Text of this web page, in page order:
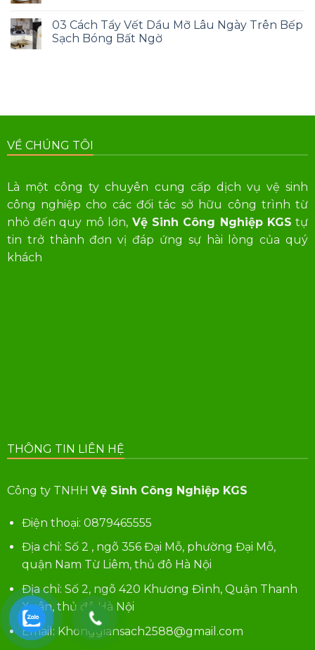
03 Cách Tẩy Vết Dầu Mỡ Lâu Ngày Trên Bếp
Sạch Bóng Bất Ngờ
VỀ CHÚNG TÔI
Là một công ty chuyên cung cấp dịch vụ vệ sinh
công nghiệp cho các đối tác sở hữu công trình từ
nhỏ đến quy mô lớn,Vệ Sinh Công Nghiệp KGS tự
tin trở thành đơn vị đáp ứng sự hài lòng của quý
khách
THÔNG TIN LIÊN HỆ
Công ty TNHH Vệ Sinh Công Nghiệp KGS
Điện thoại: 0879465555
Địa chỉ: Số 2 , ngõ 356 Đại Mỗ, phường Đại Mỗ,
quận Nam Từ Liêm, thủ đô Hà Nội
Địa chỉ: Số 2, ngõ 420 Khương Đình, Quận Thanh
Xuân, thủ đô Hà Nội
Email: Khonggiansach2588@gmail.com